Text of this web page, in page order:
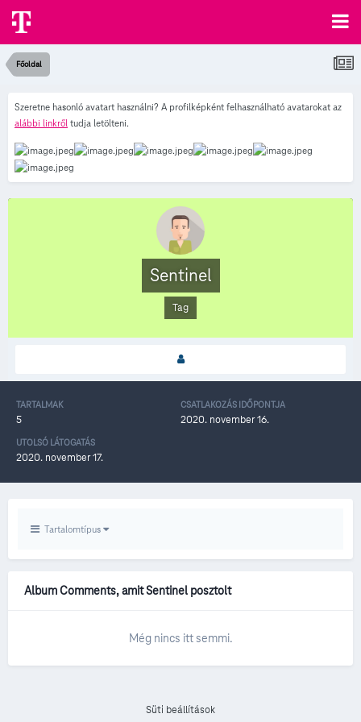
Főoldal
Szeretne hasonló avatart használni? A profilképként felhasználható avatarokat az
alábbi linkről tudja letölteni.
Sentinel
Tag
TARTALMAK
5
CSATLAKOZÁS IDŐPONTJA
2020. november 16.
UTOLSÓ LÁTOGATÁS
2020. november 17.
Tartalomtípus
Album Comments, amit Sentinel posztolt
Még nincs itt semmi.
Süti beállítások